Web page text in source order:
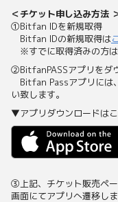
＜チケット申し込み方法
①Bitfan IDを新規取得
Bitfan IDの新規取得は
※すでに取得済みの方は
②BitfanPASSアプリをダ
Bitfan Passアプリには
い致します。
▼アプリダウンロードは
③上記、チケット販売ペ
画面にてアプリへ遷移しま